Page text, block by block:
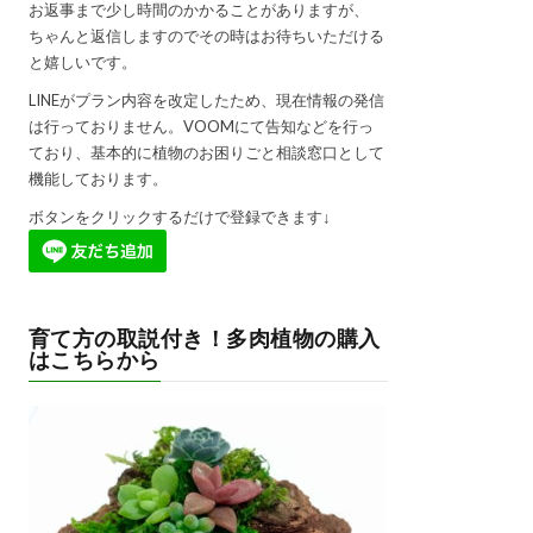
お返事まで少し時間のかかることがありますが、
ちゃんと返信しますのでその時はお待ちいただける
と嬉しいです。
LINEがプラン内容を改定したため、現在情報の発信
は行っておりません。VOOMにて告知などを行っ
ており、基本的に植物のお困りごと相談窓口として
機能しております。
ボタンをクリックするだけで登録できます↓
育て方の取説付き！多肉植物の購入
はこちらから